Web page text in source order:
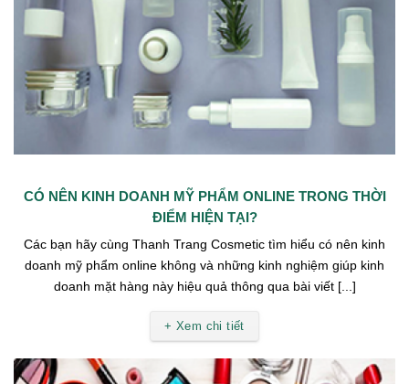
CÓ NÊN KINH DOANH MỸ PHẨM ONLINE TRONG THỜI
ĐIỂM HIỆN TẠI?
Các bạn hãy cùng Thanh Trang Cosmetic tìm hiểu có nên kinh
doanh mỹ phẩm online không và những kinh nghiệm giúp kinh
doanh mặt hàng này hiệu quả thông qua bài viết [...]
+ Xem chi tiết